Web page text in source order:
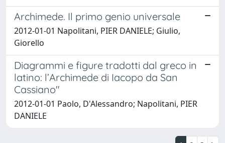
Archimede. Il primo genio universale
2012-01-01 Napolitani, PIER DANIELE; Giulio,
Giorello
Diagrammi e figure tradotti dal greco in
latino: l’Archimede di Iacopo da San
Cassiano"
2012-01-01 Paolo, D'Alessandro; Napolitani, PIER
DANIELE